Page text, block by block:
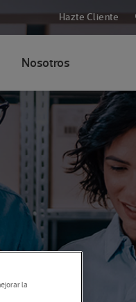
Nosotros
Hazte Cliente
la